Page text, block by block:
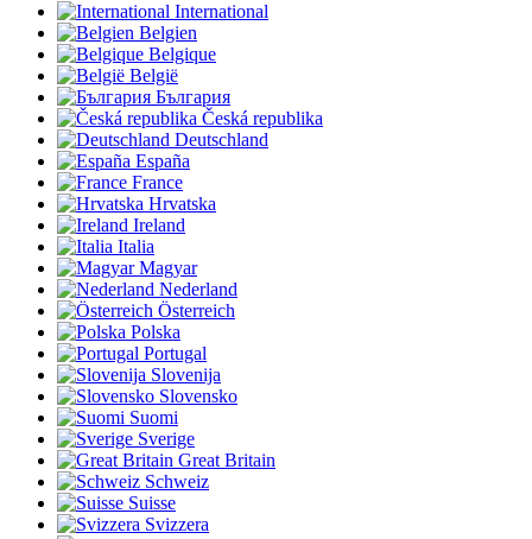
International
Belgien
Belgique
België
България
Česká republika
Deutschland
España
France
Hrvatska
Ireland
Italia
Magyar
Nederland
Österreich
Polska
Portugal
Slovenija
Slovensko
Suomi
Sverige
Great Britain
Schweiz
Suisse
Svizzera